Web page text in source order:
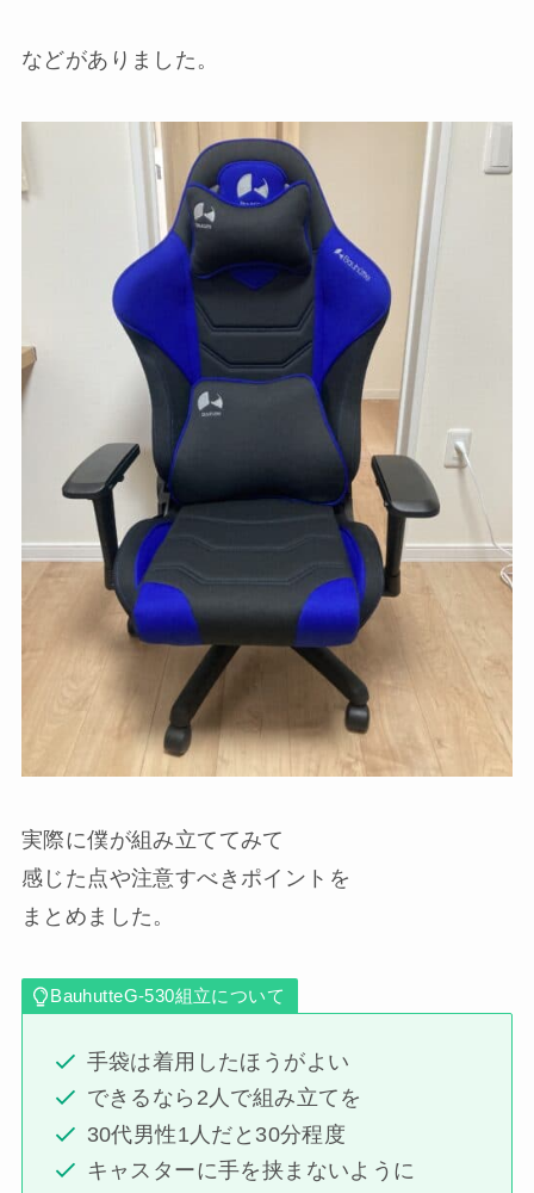
などがありました。
実際に僕が組み立ててみて
感じた点や注意すべきポイントを
まとめました。
BauhutteG-530組立について
手袋は着用したほうがよい
できるなら2人で組み立てを
30代男性1人だと30分程度
キャスターに手を挟まないように